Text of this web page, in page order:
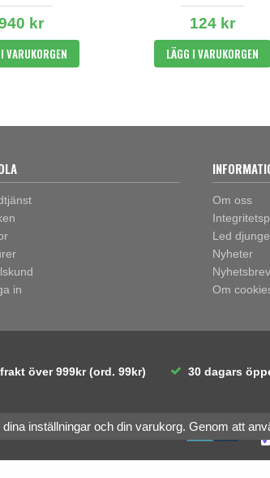
kr
VARUKORGEN
124 kr
LÄGG I VARUKORGEN
in
Om oss
Led
Nyheter
Nyhetsbrev
Om
över 999kr (ord. 99kr) 30 dagars
inställningar och din varukorg. Genom att